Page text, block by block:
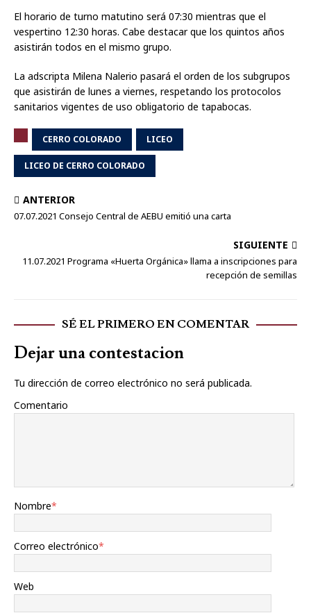
El horario de turno matutino será 07:30 mientras que el
vespertino 12:30 horas. Cabe destacar que los quintos años
asistirán todos en el mismo grupo.
La adscripta Milena Nalerio pasará el orden de los subgrupos
que asistirán de lunes a viernes, respetando los protocolos
sanitarios vigentes de uso obligatorio de tapabocas.
CERRO COLORADO LICEO
LICEO DE CERRO COLORADO
ANTERIOR
07.07.2021 Consejo Central de AEBU emitió una carta
SIGUIENTE
11.07.2021 Programa «Huerta Orgánica» llama a inscripciones para
recepción de semillas
SÉ EL PRIMERO EN COMENTAR
Dejar una contestacion
Tu dirección de correo electrónico no será publicada.
Comentario
Nombre*
Correo electrónico*
Web